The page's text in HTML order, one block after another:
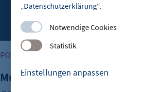
„Datenschutzerklärung“.
Notwendige Cookies
Statistik
Einstellungen anpassen
PODCAST: BUSINESZYKLEN, WENN
Mut zum Umdenken: